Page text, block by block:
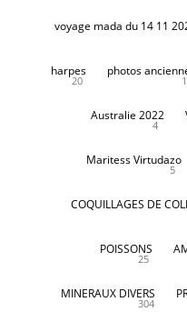
voyage mada du 14 11
harpes
20
photos
Australie 2022
4
Maritess Virtudazo
5
COQUILLAGES DE
POISSONS
25
MINERAUX DIVERS
304